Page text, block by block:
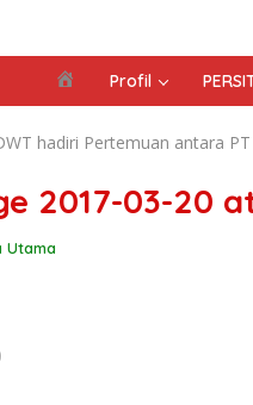
e
a
d
a
Profil
hadiri Pertemuan antara
2017-03-20
Utama